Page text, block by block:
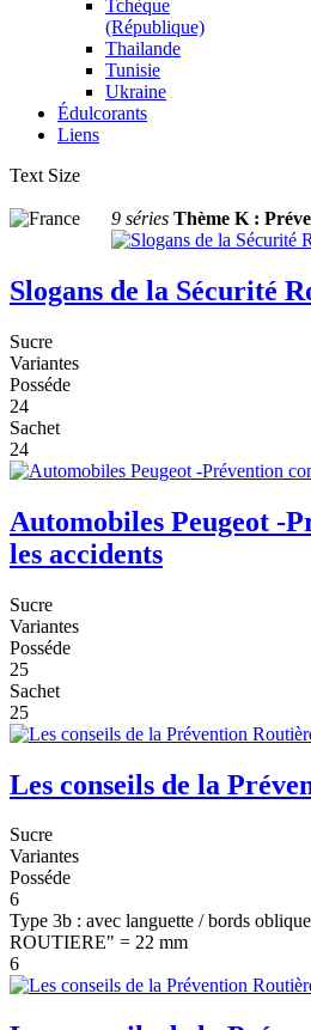
Tchèque
(République)
Thailande
Tunisie
Ukraine
Édulcorants
Liens
Text Size
9 séries Thème K :
Slogans de la Sécurité
Sucre
Variantes
Posséde
24
Sachet
24
Automobiles Peugeot -
les accidents
Sucre
Variantes
Posséde
25
Sachet
25
Les conseils de la
Sucre
Variantes
Posséde
6
Type 3b : avec languette / bords
ROUTIERE" = 22 mm
6